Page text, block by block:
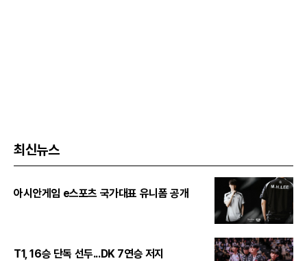
최신뉴스
아시안게임 e스포츠 국가대표 유니폼 공개
T1, 16승 단독 선두...DK 7연승 저지